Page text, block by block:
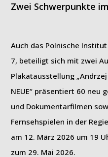
Zwei Schwerpunkte
Auch das Polnische
7, beteiligt sich mit zwei
Plakatausstellung „Andrzej
NEUE“ präsentiert 60 neu
und Dokumentarfilmen
Fernsehspielen in der
am 12. März 2026 um 19
zum 29. Mai 2026.